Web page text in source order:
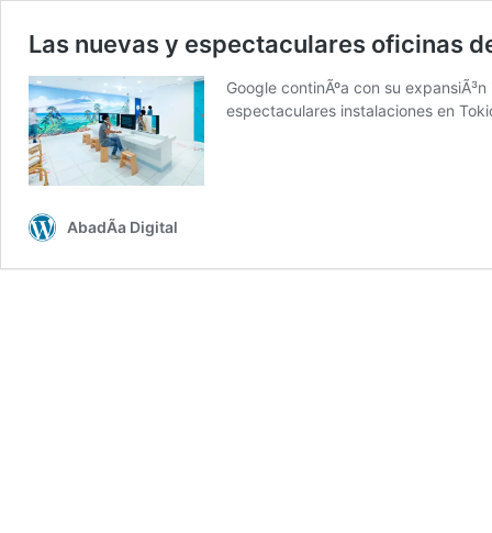
Las nuevas y espectaculares oficinas
Google continÃºa con su
espectaculares instalaciones en
AbadÃ­a Digital